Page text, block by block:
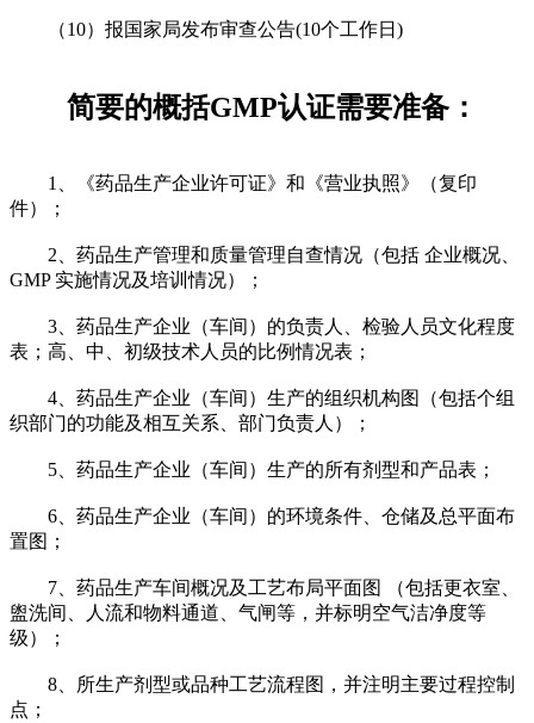
（10）报国家局发布审查公告(10个工作日)
简要的概括GMP认证需要准备：
1、《药品生产企业许可证》和《营业执照》（复印
件）；
2、药品生产管理和质量管理自查情况（包括 企业概况、
GMP 实施情况及培训情况）；
3、药品生产企业（车间）的负责人、检验人员文化程度
表；高、中、初级技术人员的比例情况表；
4、药品生产企业（车间）生产的组织机构图（包括个组
织部门的功能及相互关系、部门负责人）；
5、药品生产企业（车间）生产的所有剂型和产品表；
6、药品生产企业（车间）的环境条件、仓储及总平面布
置图；
7、药品生产车间概况及工艺布局平面图 （包括更衣室、
盥洗间、人流和物料通道、气闸等，并标明空气洁净度等
级）；
8、所生产剂型或品种工艺流程图，并注明主要过程控制
点；